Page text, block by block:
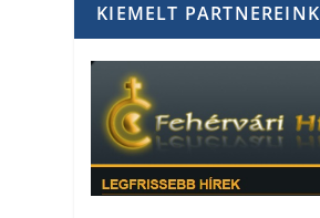
KIEMELT PARTNEREINK